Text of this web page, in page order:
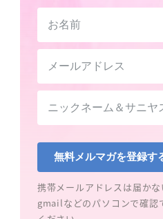
無料メルマガを登録す
携帯メールアドレスは届かな
gmailなどのパソコンで確認